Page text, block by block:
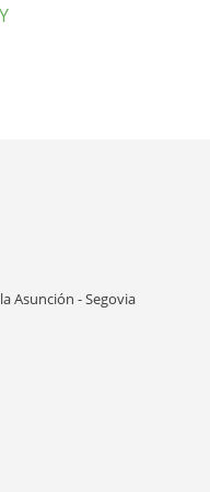
Asunción - Segovia